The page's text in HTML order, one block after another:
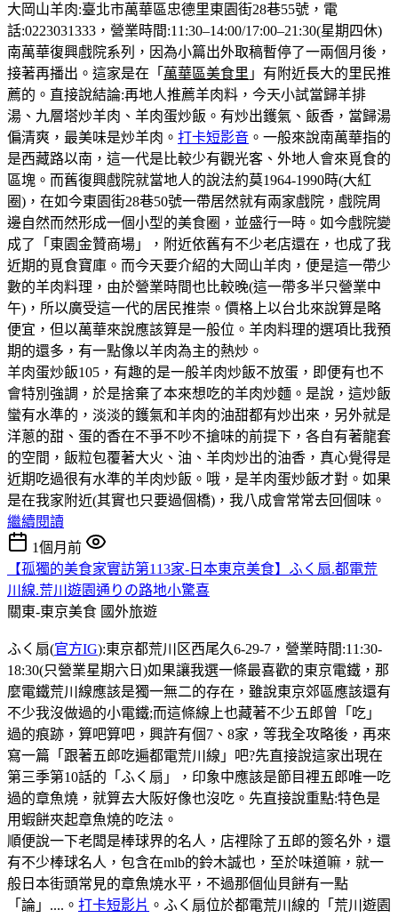
大岡山羊肉:臺北市萬華區忠德里東園街28巷55號，電
話:0223031333，營業時間:11:30–14:00/17:00–21:30(星期四休)
南萬華復興戲院系列，因為小篇出外取稿暫停了一兩個月後，
接著再播出。這家是在「 萬華區美食里 」有附近長大的里民推
薦的。直接說結論:再地人推薦羊肉料，今天小試當歸羊排
湯、九層塔炒羊肉、羊肉蛋炒飯。有炒出鑊氣、飯香，當歸湯
偏清爽，最美味是炒羊肉。 打卡短影音 。一般來說南萬華指的
是西藏路以南，這一代是比較少有觀光客、外地人會來覓食的
區塊。而舊復興戲院就當地人的說法約莫1964-1990時(大紅
圈)，在如今東園街28巷50號一帶居然就有兩家戲院，戲院周
邊自然而然形成一個小型的美食圈，並盛行一時。如今戲院變
成了「東園金贊商場」，附近依舊有不少老店還在，也成了我
近期的覓食寶庫。而今天要介紹的大岡山羊肉，便是這一帶少
數的羊肉料理，由於營業時間也比較晚(這一帶多半只營業中
午)，所以廣受這一代的居民推崇。價格上以台北來說算是略
便宜，但以萬華來說應該算是一般位。羊肉料理的選項比我預
期的還多，有一點像以羊肉為主的熱炒。
羊肉蛋炒飯105，有趣的是一般羊肉炒飯不放蛋，即便有也不
會特別強調，於是捨棄了本來想吃的羊肉炒麵。是說，這炒飯
蠻有水準的，淡淡的鑊氣和羊肉的油甜都有炒出來，另外就是
洋蔥的甜、蛋的香在不爭不吵不搶味的前提下，各自有著龍套
的空間，飯粒包覆著大火、油、羊肉炒出的油香，真心覺得是
近期吃過很有水準的羊肉炒飯。哦，是羊肉蛋炒飯才對。如果
是在我家附近(其實也只要過個橋)，我八成會常常去回個味。
繼續閱讀
1個月前
【孤獨的美食家實訪第113家-日本東京美食】ふく扇.都電荒
川線.荒川遊園通りの路地小驚喜
關東-東京美食 國外旅遊
ふく扇(官方IG):東京都荒川区西尾久6-29-7，營業時間:11:30-
18:30(只營業星期六日)如果讓我選一條最喜歡的東京電鐵，那
麼電鐵荒川線應該是獨一無二的存在，雖說東京郊區應該還有
不少我沒做過的小電鐵;而這條線上也藏著不少五郎曾「吃」
過的痕跡，算吧算吧，興許有個7、8家，等我全攻略後，再來
寫一篇「跟著五郎吃遍都電荒川線」吧?先直接說這家出現在
第三季第10話的「ふく扇」，印象中應該是節目裡五郎唯一吃
過的章魚燒，就算去大阪好像也沒吃。先直接說重點:特色是
用蝦餅夾起章魚燒的吃法。
順便說一下老闆是棒球界的名人，店𥚃除了五郎的簽名外，還
有不少棒球名人，包含在mlb的鈴木誠也，至於味道嘛，就一
般日本街頭常見的章魚燒水平，不過那個仙貝餅有一點
「論」....。 打卡短影片 。ふく扇位於都電荒川線的「荒川遊園